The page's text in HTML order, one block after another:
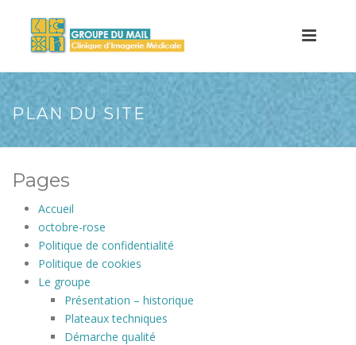
PLAN DU SITE
Pages
Accueil
octobre-rose
Politique de confidentialité
Politique de cookies
Le groupe
Présentation – historique
Plateaux techniques
Démarche qualité